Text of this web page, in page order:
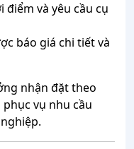
và yêu cầu cụ
báo giá chi tiết và
nhận đặt theo
vụ nhu cầu